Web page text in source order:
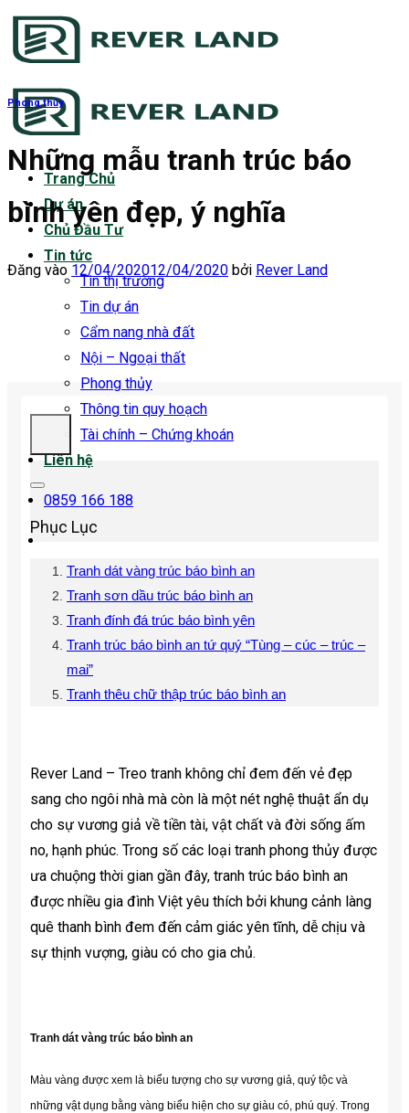
Bỏ
qua
dung
Trang Chủ
Dự án
Chủ Đầu Tư
Tin tức
Tin thị trường
Tin dự án
Cẩm nang nhà đất
Nội – Ngoại thất
Phong thủy
Thông tin quy hoạch
Tài chính – Chứng khoán
Liên hệ
0859 166 188
Phong thủy
Những mẫu tranh trúc báo
bình yên đẹp, ý nghĩa
Đăng vào 12/04/202012/04/2020 bởi Rever Land
Phục Lục
Tranh dát vàng trúc báo bình an
Tranh sơn dầu trúc báo bình an
Tranh đính đá trúc báo bình yên
Tranh trúc báo bình an tứ quý “Tùng – cúc – trúc –
mai”
Tranh thêu chữ thập trúc báo bình an
Rever Land – Treo tranh không chỉ đem đến vẻ đẹp
sang cho ngôi nhà mà còn là một nét nghệ thuật ẩn dụ
cho sự vương giả về tiền tài, vật chất và đời sống ấm
no, hạnh phúc. Trong số các loại tranh phong thủy được
ưa chuộng thời gian gần đây, tranh trúc báo bình an
được nhiều gia đình Việt yêu thích bởi khung cảnh làng
quê thanh bình đem đến cảm giác yên tĩnh, dễ chịu và
sự thịnh vượng, giàu có cho gia chủ.
Tranh dát vàng trúc báo bình an
Màu vàng được xem là biểu tượng cho sự vương giả, quý tộc và
những vật dụng bằng vàng biểu hiện cho sự giàu có, phú quý. Trong